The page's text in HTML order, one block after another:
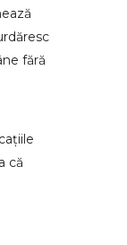
fără
că